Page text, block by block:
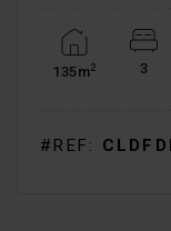
135m2 3
#REF: